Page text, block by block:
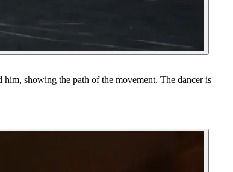
showing the path of the movement. The dancer is